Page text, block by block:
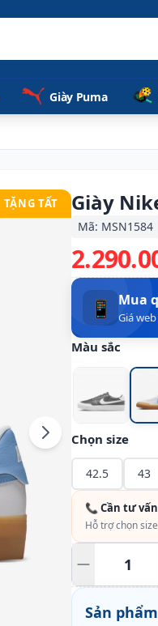
Giày Puma
TẶNG TẤT Giày
Mã: MSN1584
📱 Mua
Giá
Màu sắc
Chọn size
42.5 43
📞 Cần tư
Hỗ trợ chọn
Sản